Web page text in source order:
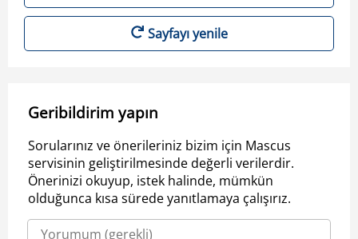
Sayfayı yenile
Geribildirim yapın
Sorularınız ve önerileriniz bizim için Mascus
servisinin geliştirilmesinde değerli verilerdir.
Önerinizi okuyup, istek halinde, mümkün
olduğunca kısa sürede yanıtlamaya çalışırız.